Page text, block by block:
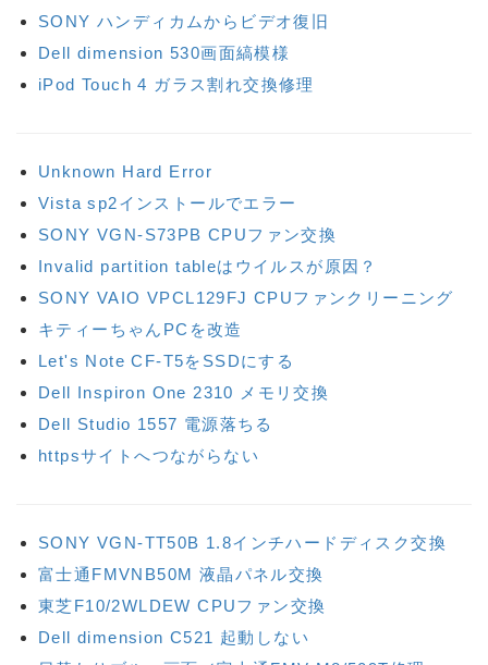
SONY ハンディカムからビデオ復旧
Dell dimension 530画面縞模様
iPod Touch 4 ガラス割れ交換修理
Unknown Hard Error
Vista sp2インストールでエラー
SONY VGN-S73PB CPUファン交換
Invalid partition tableはウイルスが原因？
SONY VAIO VPCL129FJ CPUファンクリーニング
キティーちゃんPCを改造
Let's Note CF-T5をSSDにする
Dell Inspiron One 2310 メモリ交換
Dell Studio 1557 電源落ちる
httpsサイトへつながらない
SONY VGN-TT50B 1.8インチハードディスク交換
富士通FMVNB50M 液晶パネル交換
東芝F10/2WLDEW CPUファン交換
Dell dimension C521 起動しない